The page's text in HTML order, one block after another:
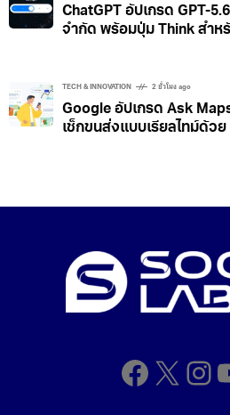
ChatGPT อัปเกรด GPT-
จำกัด พร้อมปุ่ม Think สำห
TECH & INNOVATION 2 ชั่วโมง ago
Google อัปเกรด Ask
เช็กขนส่งแบบเรียลไทม์ด้วย
Facebook
X